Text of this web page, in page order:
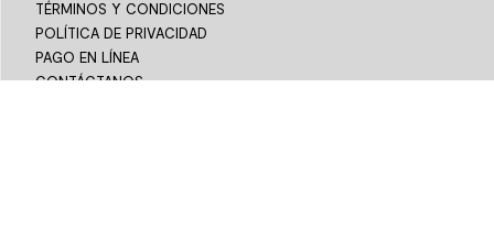
TÉRMINOS Y CONDICIONES
POLÍTICA DE PRIVACIDAD
PAGO EN LÍNEA
CONTÁCTANOS